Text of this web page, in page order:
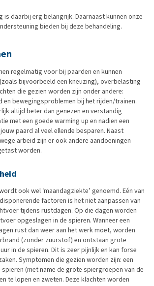
is daarbij erg belangrijk. Daarnaast kunnen onze
bieden bij deze behandeling.
regelmatig voor bij paarden en kunnen
bijvoorbeeld een kneuzing), overbelasting
die gezien worden zijn onder andere:
en bewegingsproblemen bij het rijden/trainen.
altijd beter dan genezen en verstandig
met een goede warming up en nadien een
paard al veel ellende besparen. Naast
arbeid zijn er ook andere aandoeningen
worden.
ook wel ‘maandagziekte’ genoemd. Eén van
factoren is het niet aanpassen van
tijdens rustdagen. Op die dagen worden
opgeslagen in de spieren. Wanneer een
rust dan weer aan het werk moet, worden
(zonder zuurstof) en ontstaan grote
in de spieren. Dit is zeer pijnlijk en kan forse
Symptomen die gezien worden zijn: een
(met name de grote spiergroepen van de
te lopen en zweten. Deze klachten worden